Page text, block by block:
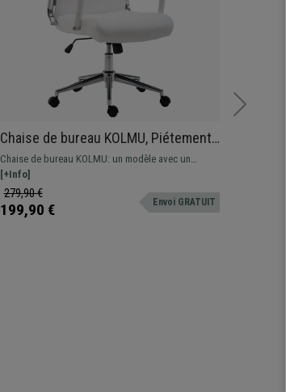
Chaise de bureau KOLMU, Piétement
métallique, Design avec des coutures
élégantes, Cuir , Blanc
Chaise de bureau KOLMU: un modèle avec un
design original qui associe confort et matériaux de
grande qualité.
[+Info]
279,90 €
199,90 € Envoi GRATUIT